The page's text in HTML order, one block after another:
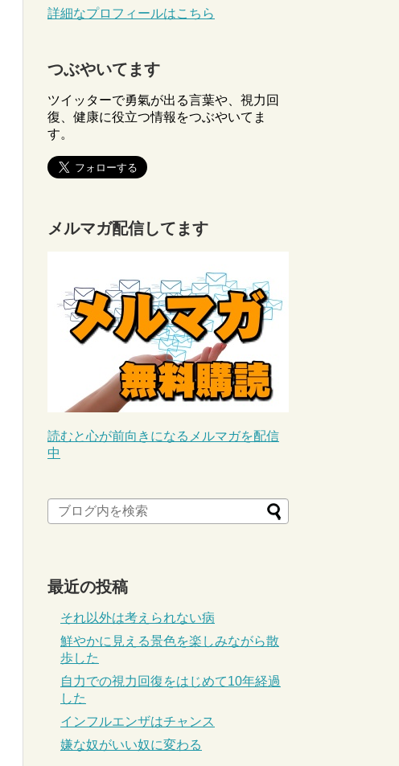
詳細なプロフィールはこちら
つぶやいてます
ツイッターで勇氣が出る言葉や、視力回
復、健康に役立つ情報をつぶやいてま
す。
メルマガ配信してます
読むと心が前向きになるメルマガを配信
中
最近の投稿
それ以外は考えられない病
鮮やかに見える景色を楽しみながら散
歩した
自力での視力回復をはじめて10年経過
した
インフルエンザはチャンス
嫌な奴がいい奴に変わる